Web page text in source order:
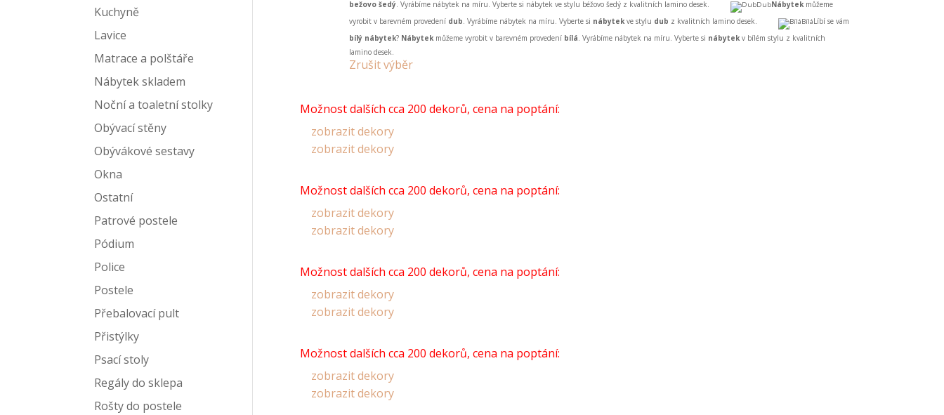
bežovo šedý. Vyrábíme nábytek na míru. Vyberte si nábytek ve stylu béžovo šedý z kvalitních lamino desek. DubNábytekmůžeme
vyrobit v barevném provedení dub. Vyrábíme nábytek na míru. Vyberte si nábytekve stylu dub z kvalitních lamino desek. BíláLíbí se vám
bílý nábytek? Nábytekmůžeme vyrobit v barevném provedení bílá. Vyrábíme nábytek na míru. Vyberte si nábytekv bílém stylu z kvalitních
lamino desek.
Zrušit výběr
Možnost dalších cca 200 dekorů, cena na poptání:
zobrazit dekory
zobrazit dekory
Možnost dalších cca 200 dekorů, cena na poptání:
zobrazit dekory
zobrazit dekory
Možnost dalších cca 200 dekorů, cena na poptání:
zobrazit dekory
zobrazit dekory
Možnost dalších cca 200 dekorů, cena na poptání:
zobrazit dekory
zobrazit dekory
Kuchyně
Lavice
Matrace a polštáře
Nábytek skladem
Noční a toaletní stolky
Obývací stěny
Obývákové sestavy
Okna
Ostatní
Patrové postele
Pódium
Police
Postele
Přebalovací pult
Přistýlky
Psací stoly
Regály do sklepa
Rošty do postele